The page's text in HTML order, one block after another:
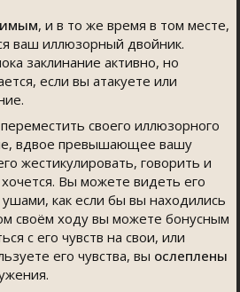
, и в то же время в том месте,
ваш иллюзорный двойник.
заклинание активно, но
если вы атакуете или
своего иллюзорного
вдвое превышающее вашу
жестикулировать, говорить и
хочется. Вы можете видеть его
как если бы вы находились
своём ходу вы можете бонусным
с его чувств на свои, или
его чувства, вы ослеплены